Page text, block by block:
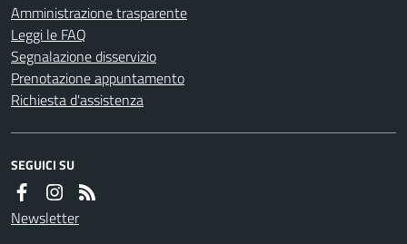
Amministrazione trasparente
Leggi le FAQ
Segnalazione disservizio
Prenotazione appuntamento
Richiesta d'assistenza
SEGUICI SU
Newsletter